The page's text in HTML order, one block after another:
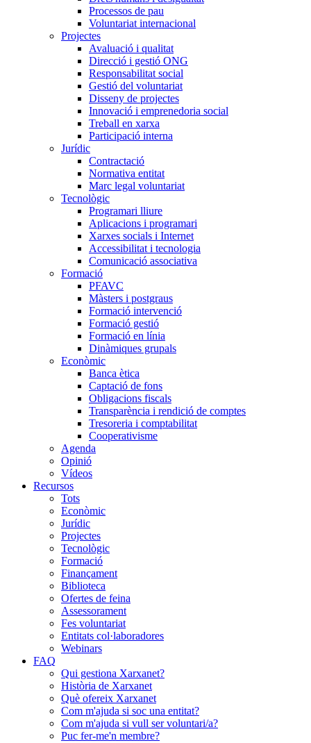
Processos de pau
Voluntariat internacional
Projectes
Avaluació i qualitat
Direcció i gestió ONG
Responsabilitat social
Gestió del voluntariat
Disseny de projectes
Innovació i emprenedoria social
Treball en xarxa
Participació interna
Jurídic
Contractació
Normativa entitat
Marc legal voluntariat
Tecnològic
Programari lliure
Aplicacions i programari
Xarxes socials i Internet
Accessibilitat i tecnologia
Comunicació associativa
Formació
PFAVC
Màsters i postgraus
Formació intervenció
Formació gestió
Formació en línia
Dinàmiques grupals
Econòmic
Banca ètica
Captació de fons
Obligacions fiscals
Transparència i rendició de comptes
Tresoreria i comptabilitat
Cooperativisme
Agenda
Opinió
Vídeos
Recursos
Tots
Econòmic
Jurídic
Projectes
Tecnològic
Formació
Finançament
Biblioteca
Ofertes de feina
Assessorament
Fes voluntariat
Entitats col·laboradores
Webinars
FAQ
Qui gestiona Xarxanet?
Història de Xarxanet
Què ofereix Xarxanet
Com m'ajuda si soc una entitat?
Com m'ajuda si vull ser voluntari/a?
Puc fer-me'n membre?